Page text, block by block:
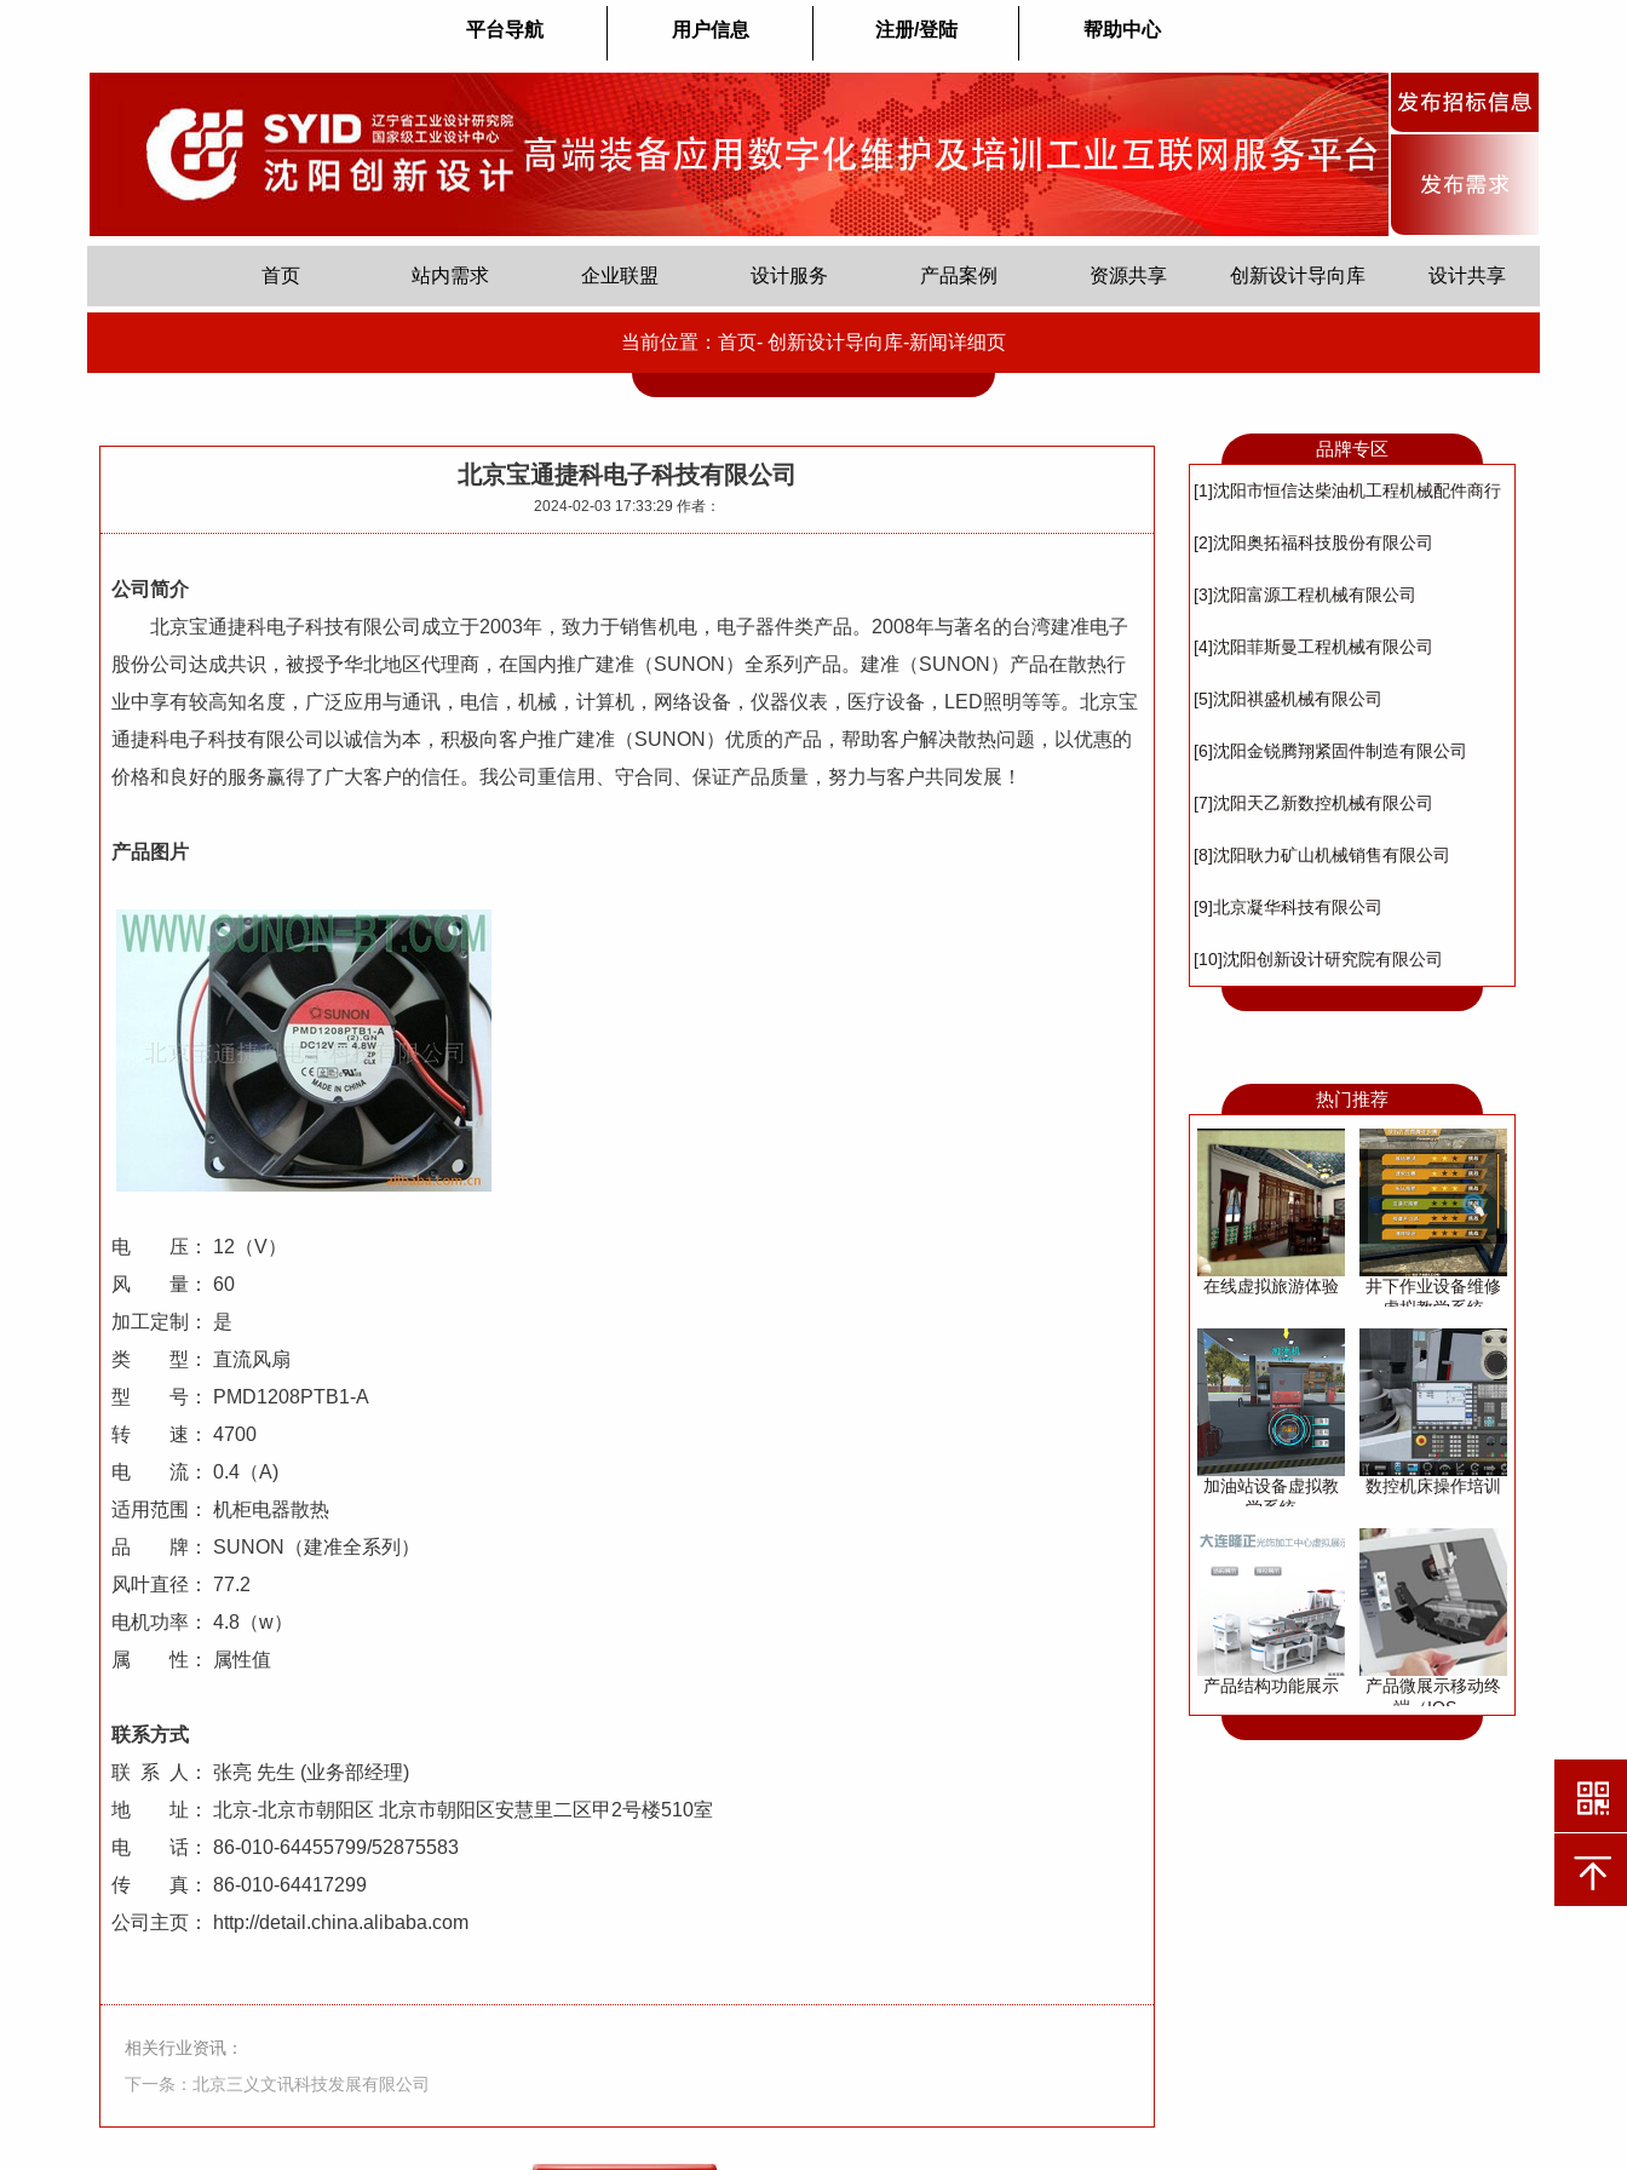
平台导航 用户信息 注册/登陆 帮助中心
首页 站内需求 企业联盟 设计服务 产品案例 资源共享 创新设计导向库 设计共享
当前位置：首页- 创新设计导向库-新闻详细页
北京宝通捷科电子科技有限公司
2024-02-03 17:33:29 作者：
公司简介
北京宝通捷科电子科技有限公司成立于2003年，致力于销售机电，电子器件类产品。2008年与著名的台湾建准电子
股份公司达成共识，被授予华北地区代理商，在国内推广建准（SUNON）全系列产品。建准（SUNON）产品在散热行
业中享有较高知名度，广泛应用与通讯，电信，机械，计算机，网络设备，仪器仪表，医疗设备，LED照明等等。北京宝
通捷科电子科技有限公司以诚信为本，积极向客户推广建准（SUNON）优质的产品，帮助客户解决散热问题，以优惠的
价格和良好的服务赢得了广大客户的信任。我公司重信用、守合同、保证产品质量，努力与客户共同发展！
产品图片
电 压： 12（V）
风 量： 60
加工定制： 是
类 型： 直流风扇
型 号： PMD1208PTB1-A
转 速： 4700
电 流： 0.4（A)
适用范围： 机柜电器散热
品 牌： SUNON（建准全系列）
风叶直径： 77.2
电机功率： 4.8（w）
属 性： 属性值
联系方式
联 系 人： 张亮 先生 (业务部经理)
地 址： 北京-北京市朝阳区 北京市朝阳区安慧里二区甲2号楼510室
电 话： 86-010-64455799/52875583
传 真： 86-010-64417299
公司主页： http://detail.china.alibaba.com
相关行业资讯：
下一条：北京三义文讯科技发展有限公司
品牌专区
[1]沈阳市恒信达柴油机工程机械配件商行
[2]沈阳奥拓福科技股份有限公司
[3]沈阳富源工程机械有限公司
[4]沈阳菲斯曼工程机械有限公司
[5]沈阳祺盛机械有限公司
[6]沈阳金锐腾翔紧固件制造有限公司
[7]沈阳天乙新数控机械有限公司
[8]沈阳耿力矿山机械销售有限公司
[9]北京凝华科技有限公司
[10]沈阳创新设计研究院有限公司
热门推荐
在线虚拟旅游体验
井下作业设备维修
虚拟教学系统
加油站设备虚拟教
学系统
数控机床操作培训
产品结构功能展示
产品微展示移动终
端（IOS、